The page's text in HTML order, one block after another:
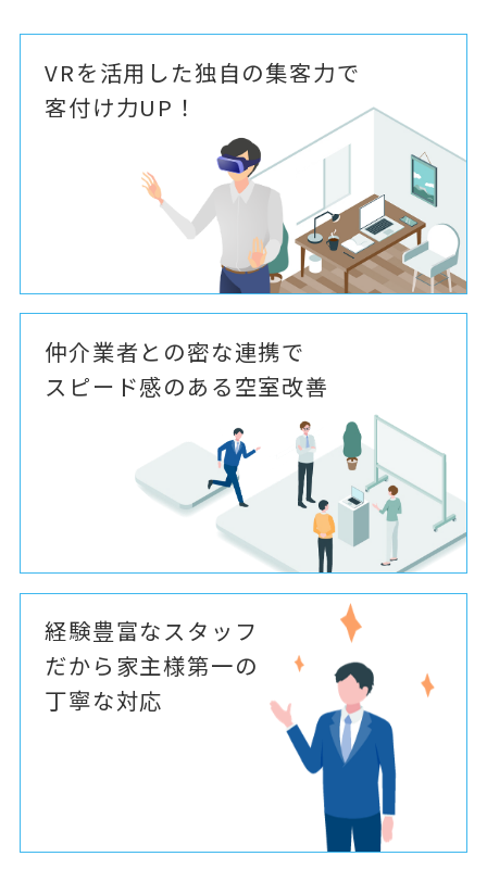
VRを活用した独自の集客力で
客付け力UP！
仲介業者との密な連携で
スピード感のある空室改善
経験豊富なスタッフ
だから家主様第一の
丁寧な対応